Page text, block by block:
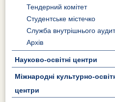
Тендерний комітет
Студентське містечко
Служба внутрішнього
Архів
Науково-освітні центри
Міжнародні культурно-
центри